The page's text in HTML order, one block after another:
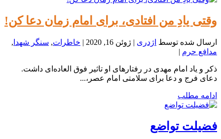
وقتی یادِ من افتادی، برای امام زمان دعا کن!
ارسال شده توسط اژدری | ژوئن 16, 2020 | خاطرات, سنگر شهدا ,
مدافع حرم |
ذکر و یاد امام مهدی در رفتارهای او تاثیر فوق العاده‌ای داشت.
دعای فرج و دعا برای سلامتی امام عصر،...
ادامه مطلب
فضیلت تواضع